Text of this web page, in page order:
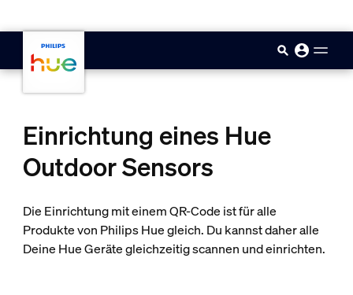
Einrichtung eines Hue
Outdoor Sensors
Die Einrichtung mit einem QR-Code ist für alle
Produkte von Philips Hue gleich. Du kannst daher alle
Deine Hue Geräte gleichzeitig scannen und einrichten.